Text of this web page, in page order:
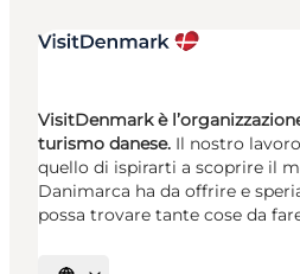
VisitDenmark è
turismo danese. Il nostro
quello di ispirarti a scoprire il
Danimarca ha da offrire e
possa trovare tante cose da